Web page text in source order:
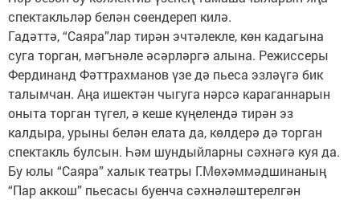
спектакльләр белән сөендереп килә.
Гадәттә, “Саяра”лар тирән эчтәлекле, көн кадагына
суга торган, мәгънәле әсәрләргә алына. Режиссеры
Фердинанд Фәттрахманов үзе дә пьеса эзләүгә бик
талымчан. Аңа ишектән чыгуга нәрсә караганнарын
оныта торган түгел, ә кеше күңелендә тирән эз
калдыра, урыны белән елата да, көлдерә дә торган
спектакль булсын. Һәм шундыйларны сәхнәгә куя да.
Бу юлы “Саяра” халык театры Г.Мөхәммәдшинаның
“Пар аккош” пьесасы буенча сәхнәләштерелгән